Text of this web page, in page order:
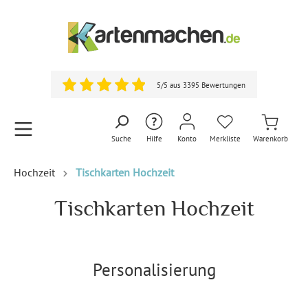
5/5 aus 3395 Bewertungen
Suche Hilfe Konto Merkliste Warenkorb
Hochzeit Tischkarten Hochzeit
Tischkarten Hochzeit
Personalisierung